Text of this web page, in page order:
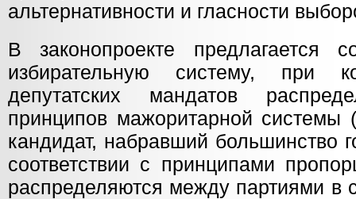
альтернативности и гласности
В законопроекте предлагается
избирательную систему, при
депутатских мандатов
принципов мажоритарной системы
кандидат, набравший большинство
соответствии с принципами
распределяются между партиями в